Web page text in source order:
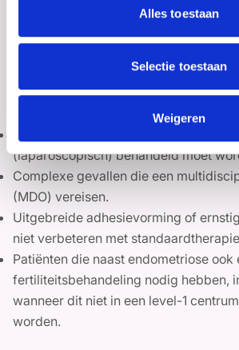
Alles toestaan
Selectie toestaan
Weigeren
multidisciplinaire benadering
team, bestaande uit een gynaecoloog,
uroloog, radioloog, MDL-arts,
bekkenfysiotherapeut, psycholoog
Verwijzing naar een level-2 centrum
(laparoscopisch) behandeld moet
Complexe gevallen die een
(MDO) vereisen.
Uitgebreide adhesievorming of
niet verbeteren met
Patiënten die naast endometriose ook
fertiliteitsbehandeling nodig hebben,
wanneer dit niet in een level-1
worden.